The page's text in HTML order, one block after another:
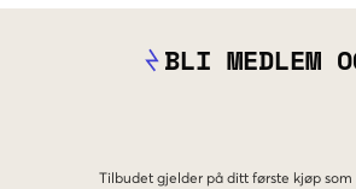
BLI MEDLEM
Tilbudet gjelder på ditt første kjøp